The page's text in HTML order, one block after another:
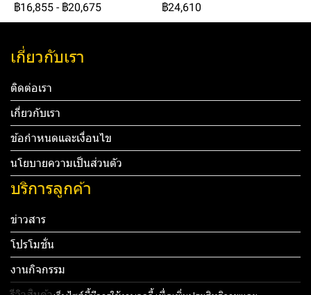
฿16,855 - ฿20,675
฿24,610
เกี่ยวกับเรา
ติดต่อเรา
เกี่ยวกับเรา
ข้อกำหนดและเงื่อนไข
นโยบายความเป็นส่วนตัว
บริการลูกค้า
ข่าวสาร
โปรโมชั่น
งานกิจกรรม